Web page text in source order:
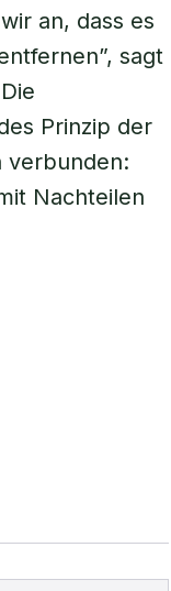
an, dass es
sagt
Prinzip der
verbunden:
Nachteilen